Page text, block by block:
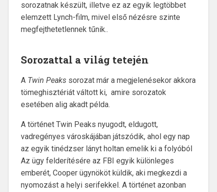
sorozatnak készült, illetve ez az egyik legtöbbet
elemzett Lynch-film, mivel első nézésre szinte
megfejthetetlennek tűnik..
Sorozattal a világ tetején
A Twin Peakssorozat már a megjelenésekor akkora
tömeghisztériát váltott ki, amire sorozatok
esetében alig akadt példa.
A történet Twin Peaks nyugodt, eldugott,
vadregényes városkájában játszódik, ahol egy nap
az egyik tinédzser lányt holtan emelik ki a folyóból
Az ügy felderítésére az FBI egyik különleges
emberét, Cooper ügynököt küldik, aki megkezdi a
nyomozást a helyi serifekkel. A történet azonban